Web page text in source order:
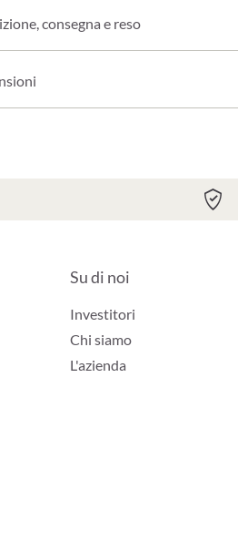
consegna e reso
Su di noi
Investitori
Chi siamo
L'azienda